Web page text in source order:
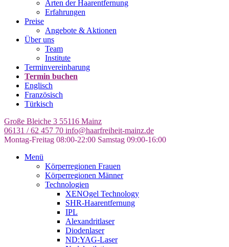
Arten der Haarentfernung
Erfahrungen
Preise
Angebote & Aktionen
Über uns
Team
Institute
Terminvereinbarung
Termin buchen
Englisch
Französisch
Türkisch
Große Bleiche 3 55116 Mainz
06131 / 62 457 70 info@haarfreiheit-mainz.de
Montag-Freitag 08:00-22:00 Samstag 09:00-16:00
Menü
Körperregionen Frauen
Körperregionen Männer
Technologien
XENOgel Technology
SHR-Haarentfernung
IPL
Alexandritlaser
Diodenlaser
ND:YAG-Laser